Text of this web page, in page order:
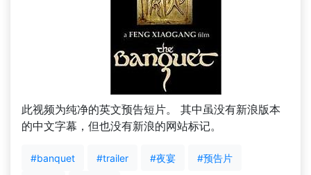
此视频为纯净的英文预告短片。 其中虽没有新浪版本
的中文字幕，但也没有新浪的网站标记。
#banquet #trailer #夜宴 #预告片